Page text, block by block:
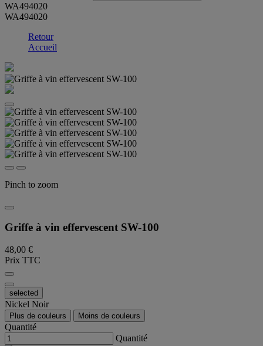
WA494020
WA494020
Retour
Accueil
Pinch to zoom
Griffe à vin effervescent SW-100
48,00 €
Prix TTC
selected
Nickel Noir
Plus de couleurs Moins de couleurs
Quantité
Quantité